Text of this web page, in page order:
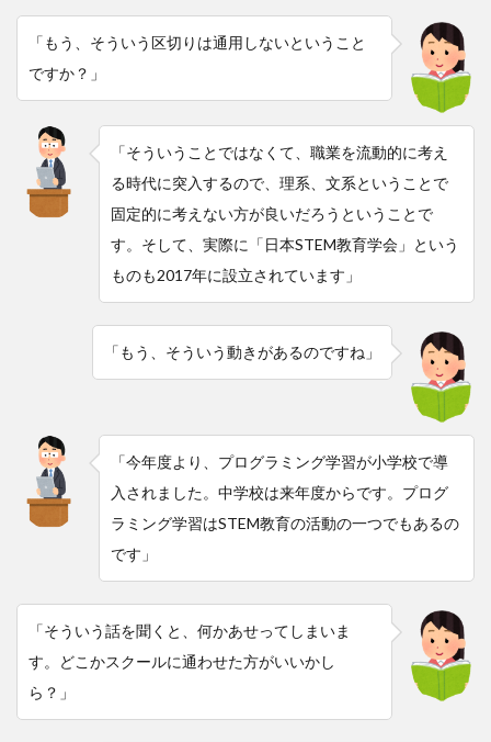
「もう、そういう区切りは通用しないということ
ですか？」
「そういうことではなくて、職業を流動的に考え
る時代に突入するので、理系、文系ということで
固定的に考えない方が良いだろうということで
す。そして、実際に「日本STEM教育学会」という
ものも2017年に設立されています」
「もう、そういう動きがあるのですね」
「今年度より、プログラミング学習が小学校で導
入されました。中学校は来年度からです。プログ
ラミング学習はSTEM教育の活動の一つでもあるの
です」
「そういう話を聞くと、何かあせってしまいま
す。どこかスクールに通わせた方がいいかし
ら？」